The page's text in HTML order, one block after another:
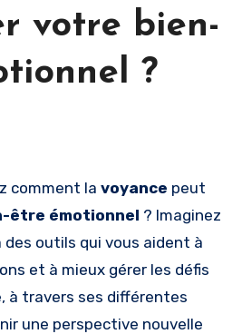
votre bien-
?
comment la voyance peut
être émotionnel ? Imaginez
des outils qui vous aident à
et à mieux gérer les défis
à travers ses différentes
une perspective nouvelle